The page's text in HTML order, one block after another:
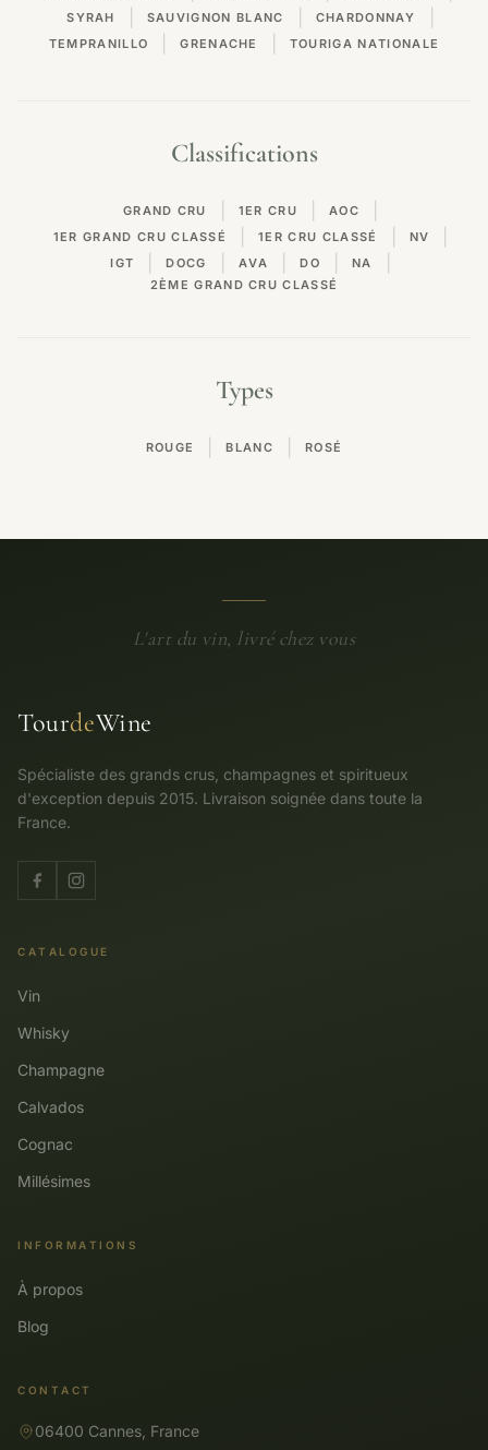
SYRAH SAUVIGNON BLANC CHARDONNAY
TEMPRANILLO GRENACHE TOURIGA NATIONALE
Classifications
GRAND CRU 1ER CRU AOC
1ER GRAND CRU CLASSÉ 1ER CRU CLASSÉ NV
IGT DOCG AVA DO NA
2ÈME GRAND CRU CLASSÉ
Types
ROUGE BLANC ROSÉ
L'art du vin, livré chez vous
TourdeWine
Spécialiste des grands crus, champagnes et spiritueux
d'exception depuis 2015. Livraison soignée dans toute la
France.
CATALOGUE
Vin
Whisky
Champagne
Calvados
Cognac
Millésimes
INFORMATIONS
À propos
Blog
CONTACT
06400 Cannes, France